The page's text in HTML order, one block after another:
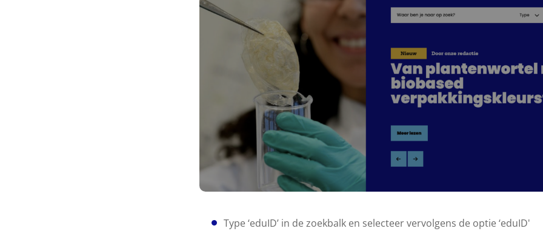
Type ‘eduID’ in de zoekbalk en selecteer vervolgens de optie ‘eduID'